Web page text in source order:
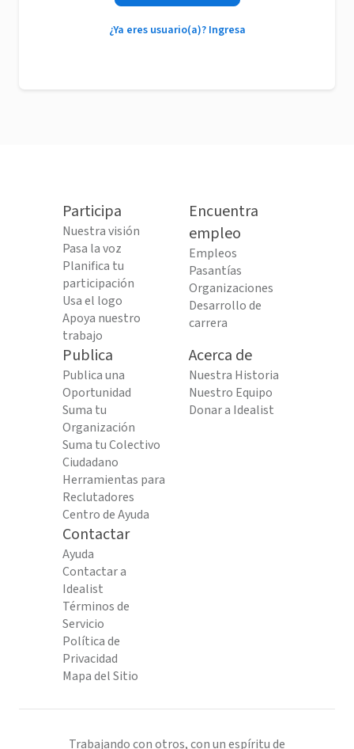
¿Ya eres usuario(a)? Ingresa
Participa
Nuestra visión
Pasa la voz
Planifica tu
participación
Usa el logo
Apoya nuestro
trabajo
Encuentra
empleo
Empleos
Pasantías
Organizaciones
Desarrollo de
carrera
Publica
Publica una
Oportunidad
Suma tu
Organización
Suma tu Colectivo
Ciudadano
Herramientas para
Reclutadores
Centro de Ayuda
Acerca de
Nuestra Historia
Nuestro Equipo
Donar a Idealist
Contactar
Ayuda
Contactar a
Idealist
Términos de
Servicio
Política de
Privacidad
Mapa del Sitio
Trabajando con otros, con un espíritu de